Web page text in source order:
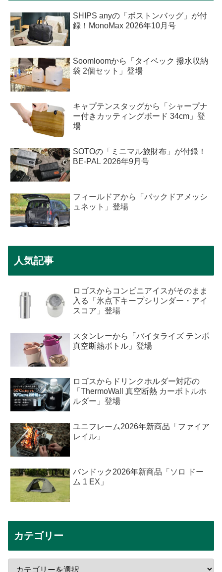
SHIPS anyの「ボストンバッグ」が付
録！MonoMax 2026年10月号
Soomloomから「タイベック 撥水収納
袋 2個セット」登場
キャプテンスタッグから「シャープナ
ー付きカッティングボード 34cm」登
場
SOTOの「ミニマル旅財布」が付録！
BE-PAL 2026年9月号
フィールドアから「バックドアメッシ
ュネット」登場
人気記事
ロゴスからコンビニアイスがそのまま
入る「氷点下キープシリンダー・アイ
スコア」登場
スタンレーから「バイタライズ テンポ
真空断熱ボトル」登場
ロゴスからドリンクホルダー対応の
「ThermoWall 真空断熱 カーボトルホ
ルダー」登場
ユニフレーム2026年新商品「ファイア
レイル」
バンドック2026年新商品「ソロ ドー
ム 1 EX」
カテゴリー